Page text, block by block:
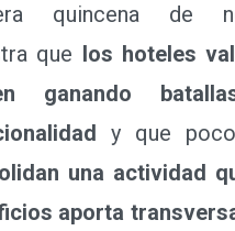
quincena de
que
los hoteles
ganando
y que
una actividad
aporta